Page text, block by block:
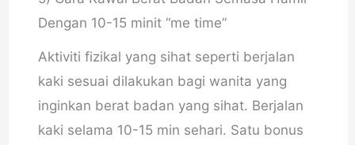
Dengan 10-15 minit “me time”
Aktiviti fizikal yang sihat seperti berjalan
kaki sesuai dilakukan bagi wanita yang
inginkan berat badan yang sihat. Berjalan
kaki selama 10-15 min sehari. Satu bonus